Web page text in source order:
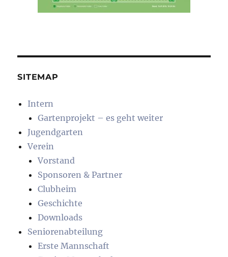
SITEMAP
Intern
Gartenprojekt – es geht weiter
Jugendgarten
Verein
Vorstand
Sponsoren & Partner
Clubheim
Geschichte
Downloads
Seniorenabteilung
Erste Mannschaft